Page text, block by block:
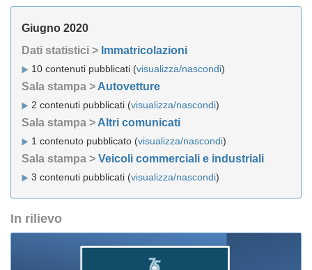
Giugno 2020
Dati statistici > Immatricolazioni
10 contenuti pubblicati (visualizza/nascondi)
Sala stampa > Autovetture
2 contenuti pubblicati (visualizza/nascondi)
Sala stampa > Altri comunicati
1 contenuto pubblicato (visualizza/nascondi)
Sala stampa > Veicoli commerciali e industriali
3 contenuti pubblicati (visualizza/nascondi)
In rilievo